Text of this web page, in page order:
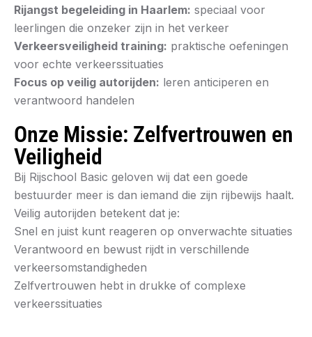
Rijangst begeleiding in Haarlem: speciaal voor
leerlingen die onzeker zijn in het verkeer
Verkeersveiligheid training: praktische oefeningen
voor echte verkeerssituaties
Focus op veilig autorijden: leren anticiperen en
verantwoord handelen
Onze Missie: Zelfvertrouwen en
Veiligheid
Bij Rijschool Basic geloven wij dat een goede
bestuurder meer is dan iemand die zijn rijbewijs haalt.
Veilig autorijden betekent dat je:
Snel en juist kunt reageren op onverwachte situaties
Verantwoord en bewust rijdt in verschillende
verkeersomstandigheden
Zelfvertrouwen hebt in drukke of complexe
verkeerssituaties